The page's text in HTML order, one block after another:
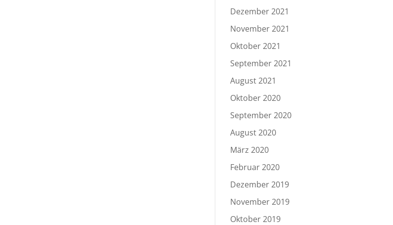
Dezember 2021
November 2021
Oktober 2021
September 2021
August 2021
Oktober 2020
September 2020
August 2020
März 2020
Februar 2020
Dezember 2019
November 2019
Oktober 2019